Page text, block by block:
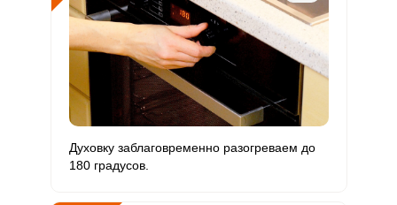
Духовку заблаговременно разогреваем до
180 градусов.